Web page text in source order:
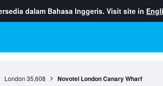
dalam Bahasa Inggeris. Visit site in
London 35,608 Novotel London Canary Wharf